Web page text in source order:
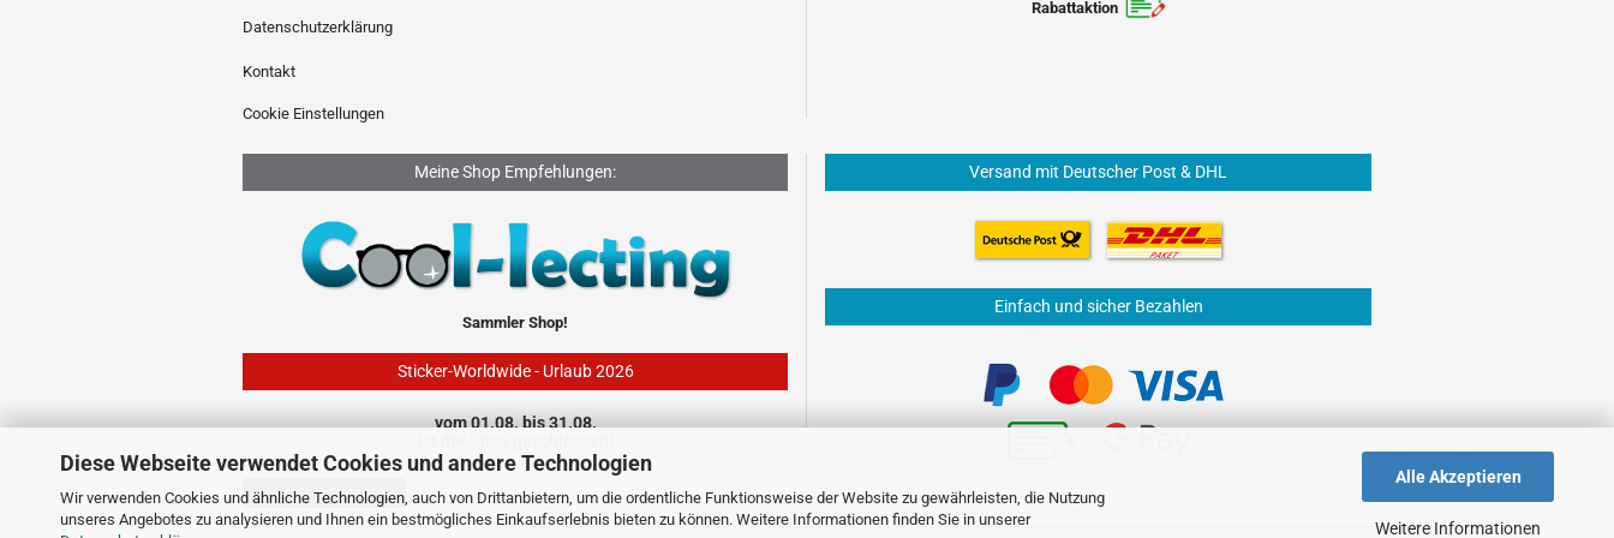
Diese Webseite verwendet Cookies und andere Technologien
Wir verwenden Cookies und ähnliche Technologien, auch von Drittanbietern, um die ordentliche Funktionsweise der Website zu gewährleisten, die Nutzung
unseres Angebotes zu analysieren und Ihnen ein bestmögliches Einkaufserlebnis bieten zu können. Weitere Informationen finden Sie in unserer
Alle Akzeptieren
Weitere Informationen
Datenschutzerklärung
Kontakt
Cookie Einstellungen
Rabattaktion
Meine Shop Empfehlungen:
Sammler Shop!
Sticker-Worldwide - Urlaub 2026
vom 01.08. bis 31.08.
Versand mit Deutscher Post & DHL
Einfach und sicher Bezahlen
Vertrag widerrufen